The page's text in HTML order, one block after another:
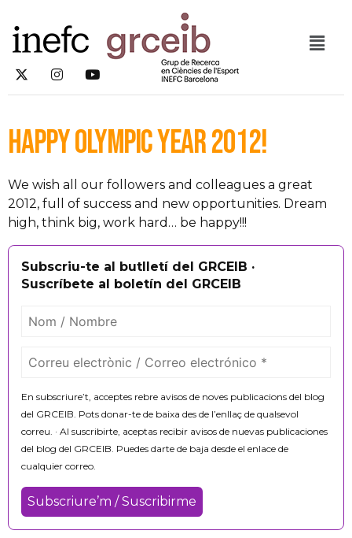
Happy Olympic year 2012!
We wish all our followers and colleagues a great
2012, full of success and new opportunities. Dream
high, think big, work hard… be happy!!!
Subscriu-te al butlletí del GRCEIB ·
Suscríbete al boletín del GRCEIB
En subscriure’t, acceptes rebre avisos de noves publicacions del blog
del GRCEIB. Pots donar-te de baixa des de l’enllaç de qualsevol
correu. · Al suscribirte, aceptas recibir avisos de nuevas publicaciones
del blog del GRCEIB. Puedes darte de baja desde el enlace de
cualquier correo.